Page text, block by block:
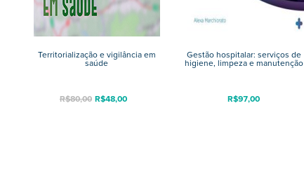
Territorialização e vigilância em
saúde
R$80,00 R$48,00
Gestão hospitalar: serviços de
higiene, limpeza e manutenção
R$97,00